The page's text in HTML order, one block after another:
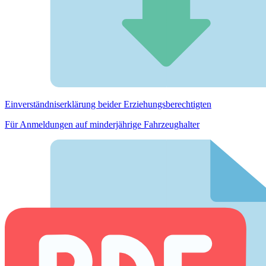
Einverständnis­erklärung beider Erziehungs­berechtigten
Für Anmeldungen auf minderjährige Fahrzeughalter